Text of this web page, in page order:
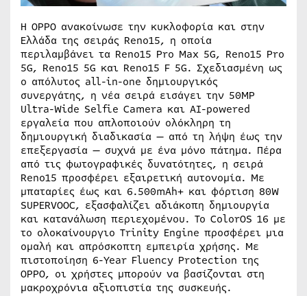
Η OPPO ανακοίνωσε την κυκλοφορία και στην
Ελλάδα της σειράς Reno15, η οποία
περιλαμβάνει τα Reno15 Pro Max 5G, Reno15 Pro
5G, Reno15 5G και Reno15 F 5G. Σχεδιασμένη ως
ο απόλυτος all-in-one δημιουργικός
συνεργάτης, η νέα σειρά εισάγει την 50MP
Ultra-Wide Selfie Camera και AI-powered
εργαλεία που απλοποιούν ολόκληρη τη
δημιουργική διαδικασία — από τη λήψη έως την
επεξεργασία — συχνά με ένα μόνο πάτημα. Πέρα
από τις φωτογραφικές δυνατότητες, η σειρά
Reno15 προσφέρει εξαιρετική αυτονομία. Με
μπαταρίες έως και 6.500mAh+ και φόρτιση 80W
SUPERVOOC, εξασφαλίζει αδιάκοπη δημιουργία
και κατανάλωση περιεχομένου. Το ColorOS 16 με
το ολοκαίνουργιο Trinity Engine προσφέρει μια
ομαλή και απρόσκοπτη εμπειρία χρήσης. Με
πιστοποίηση 6-Year Fluency Protection της
OPPO, οι χρήστες μπορούν να βασίζονται στη
μακροχρόνια αξιοπιστία της συσκευής.